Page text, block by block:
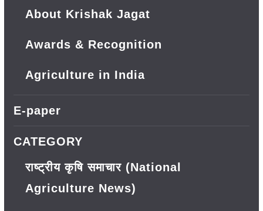
About Krishak Jagat
Awards & Recognition
Agriculture in India
E-paper
CATEGORY
राष्ट्रीय कृषि समाचार (National
Agriculture News)